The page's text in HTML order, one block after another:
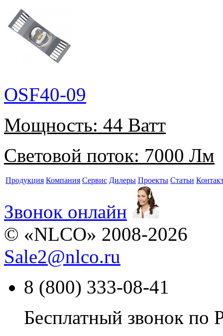
OSF40-09
Мощность: 44 Ватт
Световой поток: 7000 Лм
Продукция Компания Сервис Дилеры Проекты Статьи
Звонок онлайн
© «NLCO» 2008-2026
Sale2@nlco.ru
8 (800) 333-08-41
Бесплатный звонок по